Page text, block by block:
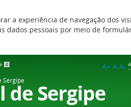
a experiência de navegação dos
dados pessoais por meio de
4 A+ A A-
Sergipe Sergipe